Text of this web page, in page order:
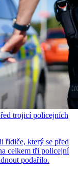
trojicí policejních
řidiče, který se před
celkem tři policejní
podařilo.